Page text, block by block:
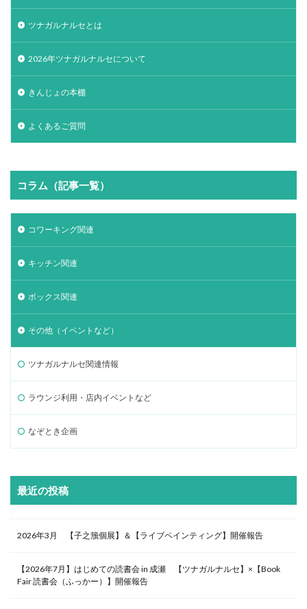
ツナガルナルセとは
2026年ツナガルナルセについて
きんじょの本棚
よくあるご質問
コラム（記事一覧）
コワーキング関連
キッチン関連
ボックス関連
その他（イベントなど）
ツナガルナルセ関連情報
ラウンジ利用・店内イベントなど
なぞとき企画
最近の投稿
2026年3月 【子之籏個展】＆【ライブペインティング】開催報告
【2026年7月】はじめての読書会 in 成瀬 【ツナガルナルセ】×【Book
Fair 読書会（ふっかー）】開催報告